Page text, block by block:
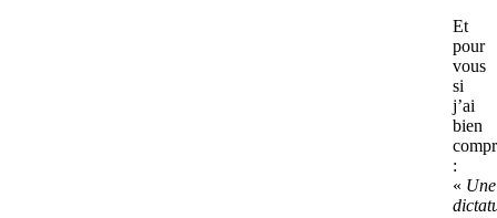
Et
pour
vous
si
j’ai
bien
:
« Une